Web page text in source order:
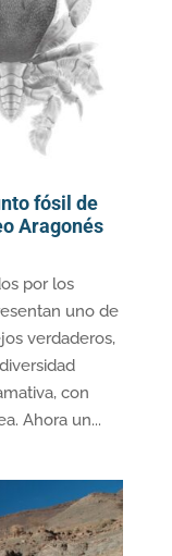
fósil de
Aragonés
por los
uno de
verdaderos,
con
Ahora un...